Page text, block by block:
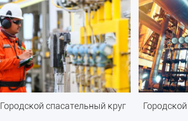
Городской спасательный круг